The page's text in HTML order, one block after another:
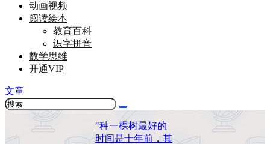
动画视频
阅读绘本
教育百科
识字拼音
数学思维
开通VIP
文章
"种一棵树最好的
时间是十年前，其